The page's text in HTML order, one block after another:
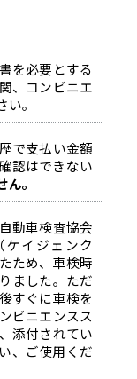
を必要とする
、コンビニエ
。
で支払い金額
認はできない
。
動車検査協会
ケイジェンク
ため、車検時
ました。ただ
すぐに車検を
ビニエンスス
添付されてい
、ご使用くだ